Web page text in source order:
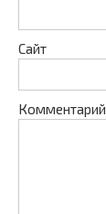
Сайт
Комментарий